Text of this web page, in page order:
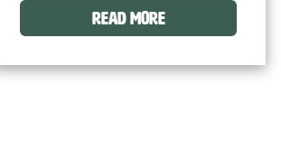
READ MORE